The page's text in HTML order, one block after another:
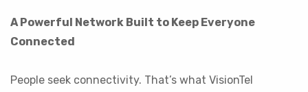
A Powerful Network Built to Keep Everyone
Connected
People seek connectivity. That’s what VisionTel